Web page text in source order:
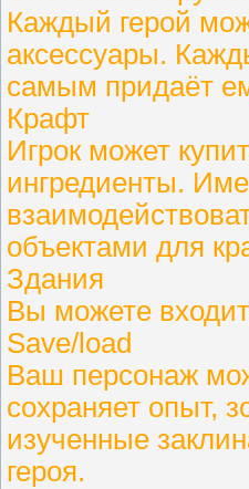
Каждый герой
аксессуары.
самым придаёт
Крафт
Игрок может
ингредиенты.
объектами для
Здания
Вы можете
Save/load
Ваш персонаж
сохраняет опыт,
изученные
героя.